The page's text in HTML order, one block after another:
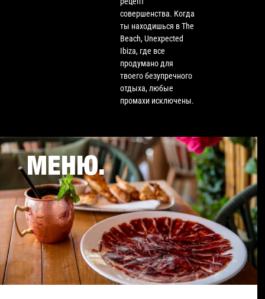
совершенства. Когда
ты находишься в The
Beach, Unexpected
Ibiza, где все
продумано для
твоего безупречного
отдыха, любые
промахи исключены.
МЕНЮ.